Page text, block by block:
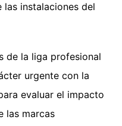
instalaciones del
de la liga profesional
urgente con la
evaluar el impacto
las marcas